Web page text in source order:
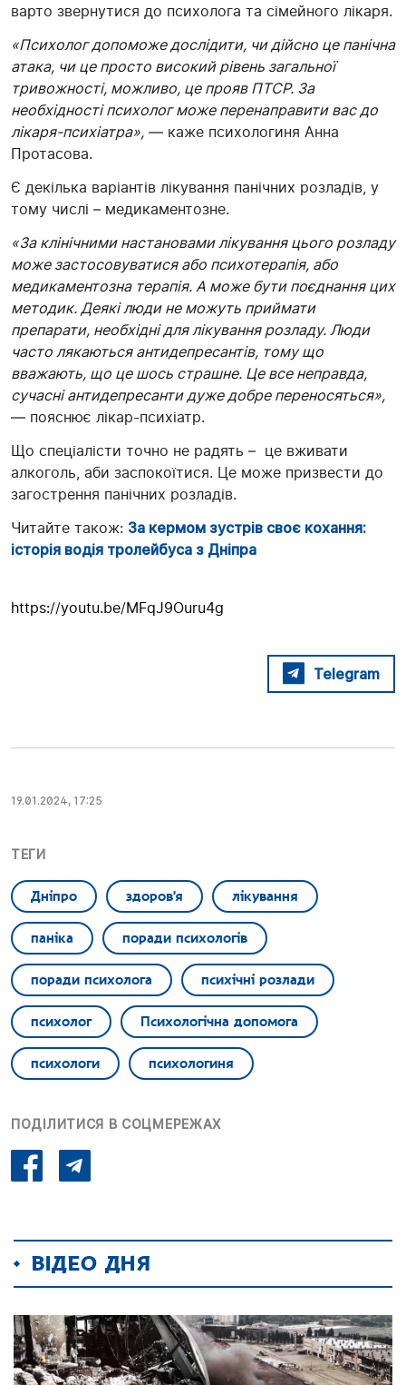
варто звернутися до психолога та сімейного лікаря.
«Психолог допоможе дослідити, чи дійсно це панічна
атака, чи це просто високий рівень загальної
тривожності, можливо, це прояв ПТСР. За
необхідності психолог може перенаправити вас до
лікаря-психіатра», — каже психологиня Анна
Протасова.
Є декілька варіантів лікування панічних розладів, у
тому числі – медикаментозне.
«За клінічними настановами лікування цього розладу
може застосовуватися або психотерапія, або
медикаментозна терапія. А може бути поєднання цих
методик. Деякі люди не можуть приймати
препарати, необхідні для лікування розладу. Люди
часто лякаються антидепресантів, тому що
вважають, що це шось страшне. Це все неправда,
сучасні антидепресанти дуже добре переносяться»,
— пояснює лікар-психіатр.
Що спеціалісти точно не радять – це вживати
алкоголь, аби заспокоїтися. Це може призвести до
загострення панічних розладів.
Читайте також: За кермом зустрів своє кохання:
історія водія тролейбуса з Дніпра
https://youtu.be/MFqJ9Ouru4g
Telegram
19.01.2024, 17:25
ТЕГИ
Дніпро здоров'я лікування
паніка поради психологів
поради психолога психічні розлади
психолог Психологічна допомога
психологи психологиня
ПОДІЛИТИСЯ В СОЦМЕРЕЖАХ
ВІДЕО ДНЯ